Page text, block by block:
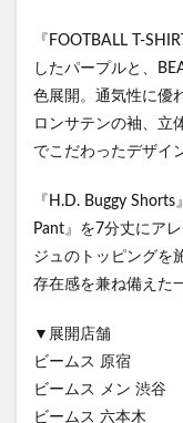
『FOOTBALL T-
したパープルと、
色展開。通気性に優
ロンサテンの袖、立
でこだわったデザイ
『H.D. Buggy
Pant』を7分丈にア
ジュのトッピングを
存在感を兼ね備えた
▼展開店舗
ビームス 原宿
ビームス メン 渋谷
ビームス 六本木